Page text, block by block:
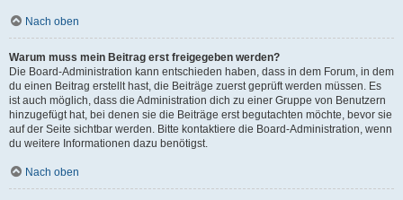
Nach oben
Warum muss mein Beitrag erst freigegeben werden?
Die Board-Administration kann entschieden haben, dass in dem Forum, in dem
du einen Beitrag erstellt hast, die Beiträge zuerst geprüft werden müssen. Es
ist auch möglich, dass die Administration dich zu einer Gruppe von Benutzern
hinzugefügt hat, bei denen sie die Beiträge erst begutachten möchte, bevor sie
auf der Seite sichtbar werden. Bitte kontaktiere die Board-Administration, wenn
du weitere Informationen dazu benötigst.
Nach oben